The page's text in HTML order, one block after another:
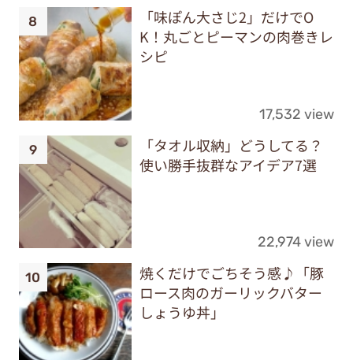
「味ぽん大さじ2」だけでO
K！丸ごとピーマンの肉巻きレ
シピ
17,532 view
「タオル収納」どうしてる？
使い勝手抜群なアイデア7選
22,974 view
焼くだけでごちそう感♪「豚
ロース肉のガーリックバター
しょうゆ丼」